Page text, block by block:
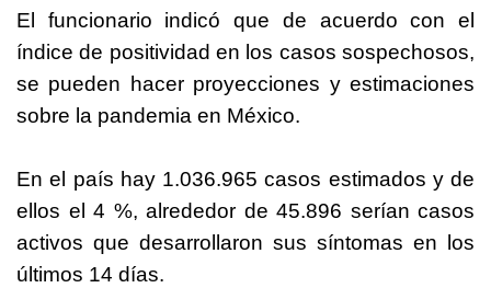
El funcionario indicó que de acuerdo con el
índice de positividad en los casos sospechosos,
se pueden hacer proyecciones y estimaciones
sobre la pandemia en México.
En el país hay 1.036.965 casos estimados y de
ellos el 4 %, alrededor de 45.896 serían casos
activos que desarrollaron sus síntomas en los
últimos 14 días.